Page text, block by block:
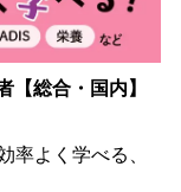
【総合・国内】
率よく学べる、